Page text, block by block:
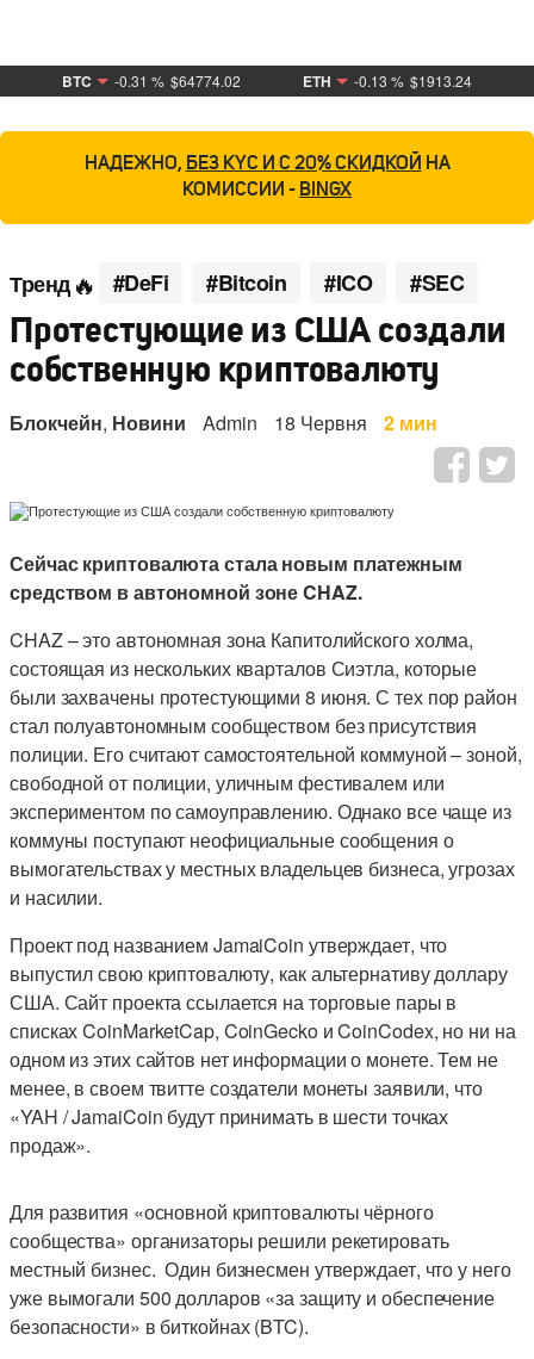
BTC -0.31 % $64774.02 ETH -0.13 % $1913.24
НАДЕЖНО, БЕЗ KYC И С 20% СКИДКОЙ НА
КОМИССИИ - BINGX
Тренд #DeFi #Bitcoin #ICO #SEC
Протестующие из США создали
собственную криптовалюту
Блокчейн, Новини Admin 18 Червня 2 мин
Сейчас криптовалюта стала новым платежным
средством в автономной зоне CHAZ.
CHAZ – это автономная зона Капитолийского холма,
состоящая из нескольких кварталов Сиэтла, которые
были захвачены протестующими 8 июня. С тех пор район
стал полуавтономным сообществом без присутствия
полиции. Его считают самостоятельной коммуной – зоной,
свободной от полиции, уличным фестивалем или
экспериментом по самоуправлению. Однако все чаще из
коммуны поступают неофициальные сообщения о
вымогательствах у местных владельцев бизнеса, угрозах
и насилии.
Проект под названием JamaiCoin утверждает, что
выпустил свою криптовалюту, как альтернативу доллару
США. Сайт проекта ссылается на торговые пары в
списках CoinMarketCap, CoinGecko и CoinCodex, но ни на
одном из этих сайтов нет информации о монете. Тем не
менее, в своем твитте создатели монеты заявили, что
«YAH / JamaiCoin будут принимать в шести точках
продаж».
Для развития «основной криптовалюты чёрного
сообщества» организаторы решили рекетировать
местный бизнес. Один бизнесмен утверждает, что у него
уже вымогали 500 долларов «за защиту и обеспечение
безопасности» в биткойнах (BTC).